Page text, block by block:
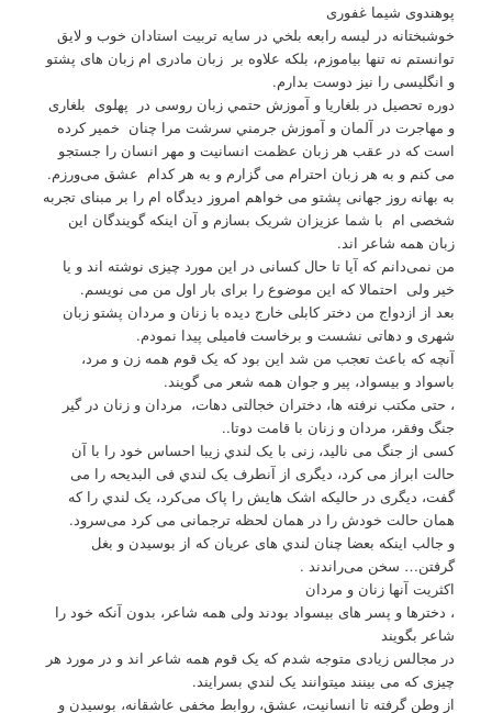
پوهندوی شیما غفوری
خوشبختانه در لیسه رابعه بلخي در سایه تربیت استادان خوب و لایق
توانستم نه تنها بیاموزم، بلکه علاوه بر زبان مادری ام زبان های پشتو
و انگلیسی را نیز دوست بدارم.
دوره تحصیل در بلغاریا و آموزش حتمي زبان روسی در پهلوی بلغاری
و مهاجرت در آلمان و آموزش جرمني سرشت مرا چنان خمیر کرده
است که در عقب هر زبان عظمت انسانیت و مهر انسان را جستجو
می کنم و به هر زبان احترام می گزارم و به هر کدام عشق می‌ورزم.
به بهانه روز جهانی پشتو می خواهم امروز دیدگاه ام را بر مبنای تجربه
شخصی ام با شما عزیزان شریک بسازم و آن اینکه گویندگان این
زبان همه شاعر اند.
من نمی‌دانم که آیا تا حال کسانی در این مورد چیزی نوشته اند و یا
خیر ولی احتمالا که این موضوع را برای بار اول من می نویسم.
بعد از ازدواج من دختر کابلی خارج دیده با زنان و مردان پشتو زبان
شهری و دهاتی نشست و برخاست فامیلی پیدا نمودم.
آنچه که باعث تعجب من شد این بود که یک قوم همه زن و مرد،
باسواد و بیسواد، پیر و جوان همه شعر می گویند.
، حتی مکتب نرفته ها، دختران خجالتی دهات، مردان و زنان در گیر
جنگ وفقر، مردان و زنان با قامت دوتا..
کسی از جنگ می نالید، زنی با یک لندي زیبا احساس خود را با آن
حالت ابراز می کرد، دیگری از آنطرف یک لندي فی البدیحه را می
گفت، دیگری در حالیکه اشک هایش را پاک می‌کرد، یک لندي را که
همان حالت خودش را در همان لحظه ترجمانی می کرد می‌سرود.
و جالب اینکه بعضا چنان لندي های عریان که از بوسیدن و بغل
گرفتن… سخن می‌راندند .
اکثریت آنها زنان و مردان
، دخترها و پسر های بیسواد بودند ولی همه شاعر، بدون آنکه خود را
شاعر بگویند
در مجالس زیادی متوجه شدم که یک قوم همه شاعر اند و در مورد هر
چیزی که می بینند میتوانند یک لندي بسرایند.
از وطن گرفته تا انسانیت، عشق، روابط مخفی عاشقانه، بوسیدن و